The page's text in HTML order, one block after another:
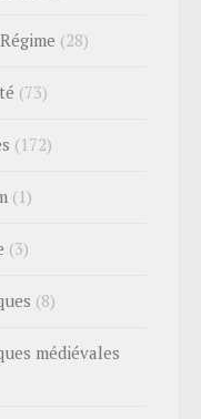
(28)
(73)
(172)
(1)
(3)
(8)
médiévales